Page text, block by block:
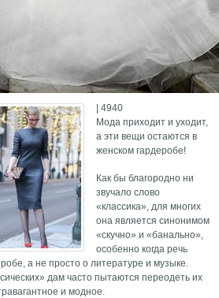
| 4940
Мода приходит и уходит,
а эти вещи остаются в
женском гардеробе!
Как бы благородно ни
звучало слово
«классика», для многих
она является синонимом
«скучно» и «банально»,
особенно когда речь
а не просто о литературе и музыке.
дам часто пытаются переодеть их
и модное.